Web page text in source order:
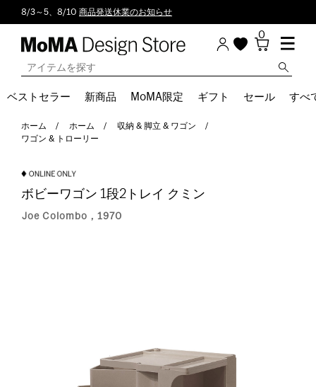
8/3～5、8/10 商品発送休業のお知らせ
0
ベストセラー 新商品 MoMA限定 ギフト セール すべ
ホーム ホーム
収納 & 脚立 & ワゴン
ワゴン & トローリー
ボビーワゴン 1段2トレイ クミン
Joe Colombo，1970